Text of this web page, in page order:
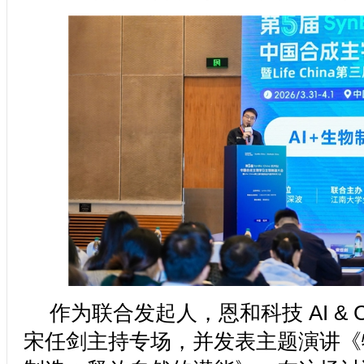
作为联合发起人，恩和科技 AI &
宋任剑主持专场，并发表主题演讲